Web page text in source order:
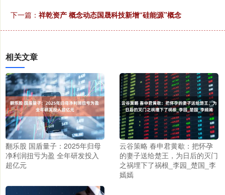
下一篇： 祥乾资产 概念动态国晟科技新增“硅能源”概念
相关文章
翻乐股 国盾量子：2025年归母
净利润扭亏为盈 全年研发投入
超亿元
云谷策略 春申君黄歇：把怀孕
的妻子送给楚王，为日后的灭门
之祸埋下了祸根_李园_楚国_李
嫣嫣